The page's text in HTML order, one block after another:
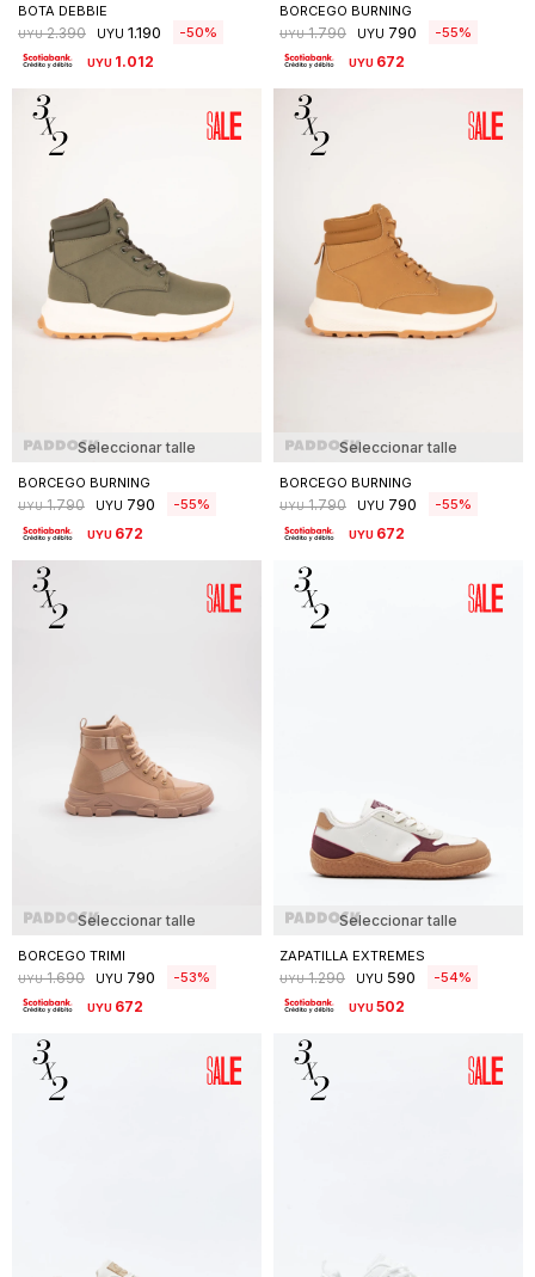
BOTA DEBBIE
UYU 2.390 UYU 1.190 50
UYU 1.012
BORCEGO BURNING
UYU 1.790 UYU 790 55
UYU 672
Seleccionar talle
BORCEGO BURNING
UYU 1.790 UYU 790 55
UYU 672
Seleccionar talle
BORCEGO BURNING
UYU 1.790 UYU 790 55
UYU 672
Seleccionar talle
BORCEGO TRIMI
UYU 1.690 UYU 790 53
UYU 672
Seleccionar talle
ZAPATILLA EXTREMES
UYU 1.290 UYU 590 54
UYU502